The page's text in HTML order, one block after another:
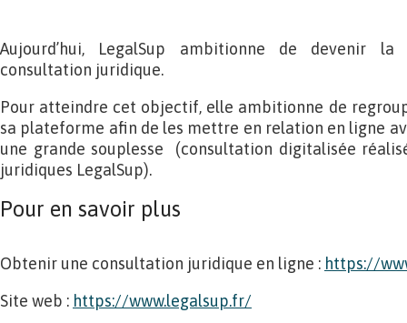
Aujourd’hui, LegalSup ambitionne de devenir
consultation juridique.
Pour atteindre cet objectif, elle ambitionne de
sa plateforme afin de les mettre en relation en ligne
une grande souplesse (consultation digitalisée
juridiques LegalSup).
Pour en savoir plus
Obtenir une consultation juridique en ligne : https://
Site web : https://www.legalsup.fr/